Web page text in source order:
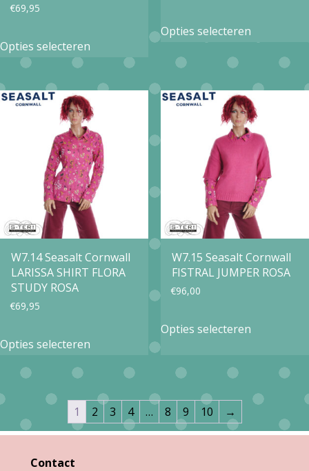
€69,95
Opties selecteren
product
meerdere
variaties.
Deze
optie
kan
gekozen
worden
op
de
productpagina
Opties selecteren
product
meerdere
variaties.
Deze
optie
kan
gekozen
worden
op
de
W7.14 Seasalt Cornwall
LARISSA SHIRT FLORA
STUDY ROSA
€69,95
Opties selecteren
meerdere
variaties.
W7.15 Seasalt Cornwall
FISTRAL JUMPER ROSA
€96,00
Opties selecteren
meerdere
variaties.
Deze
1 2 3 4 … 8 9 10 →
Contact